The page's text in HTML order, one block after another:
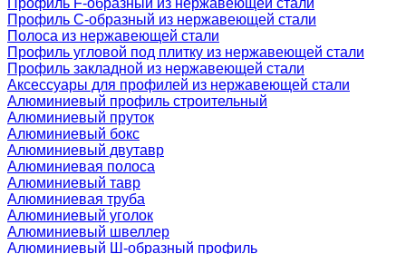
Профиль F-образный из нержавеющей стали
Профиль C-образный из нержавеющей стали
Полоса из нержавеющей стали
Профиль угловой под плитку из нержавеющей стали
Профиль закладной из нержавеющей стали
Аксессуары для профилей из нержавеющей стали
Алюминиевый профиль строительный
Алюминиевый пруток
Алюминиевый бокс
Алюминиевый двутавр
Алюминиевая полоса
Алюминиевый тавр
Алюминиевая труба
Алюминиевый уголок
Алюминиевый швеллер
Алюминиевый Ш-образный профиль